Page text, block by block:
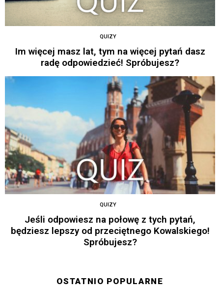
QUIZY
Im więcej masz lat, tym na więcej pytań dasz
radę odpowiedzieć! Spróbujesz?
QUIZY
Jeśli odpowiesz na połowę z tych pytań,
będziesz lepszy od przeciętnego Kowalskiego!
Spróbujesz?
OSTATNIO POPULARNE